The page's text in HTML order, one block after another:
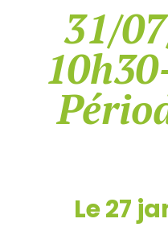
31/
Le 27